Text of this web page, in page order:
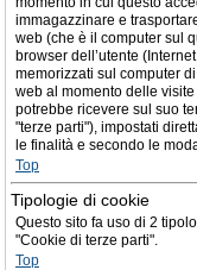
immagazzinare e
web (che è il computer sul
browser dell’utente
memorizzati sul computer
web al momento delle
potrebbe ricevere sul suo
"terze parti"), impostati
le finalità e secondo le
Top
Tipologie di cookie
Questo sito fa uso di 2
"Cookie di terze parti".
Top